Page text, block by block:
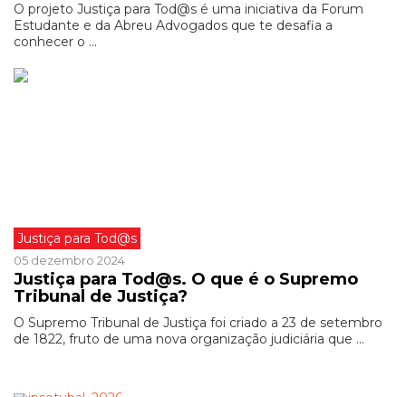
O projeto Justiça para Tod@s é uma iniciativa da Forum
Estudante e da Abreu Advogados que te desafia a
conhecer o ...
Justiça para Tod@s
05 dezembro 2024
Justiça para Tod@s. O que é o Supremo
Tribunal de Justiça?
O Supremo Tribunal de Justiça foi criado a 23 de setembro
de 1822, fruto de uma nova organização judiciária que ...